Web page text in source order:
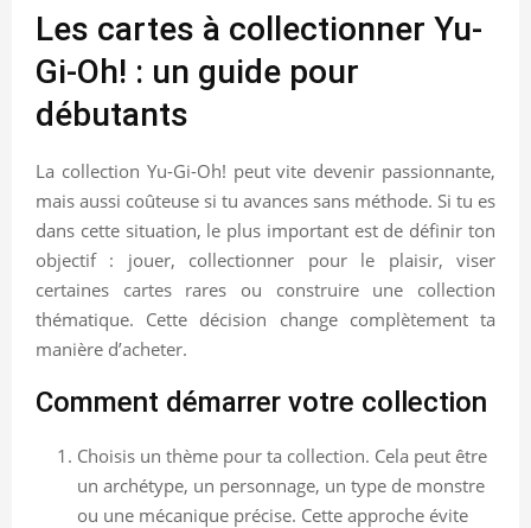
Les cartes à collectionner Yu-
Gi-Oh! : un guide pour
débutants
La collection Yu-Gi-Oh! peut vite devenir passionnante,
mais aussi coûteuse si tu avances sans méthode. Si tu es
dans cette situation, le plus important est de définir ton
objectif : jouer, collectionner pour le plaisir, viser
certaines cartes rares ou construire une collection
thématique. Cette décision change complètement ta
manière d’acheter.
Comment démarrer votre collection
Choisis un thème pour ta collection. Cela peut être
un archétype, un personnage, un type de monstre
ou une mécanique précise. Cette approche évite